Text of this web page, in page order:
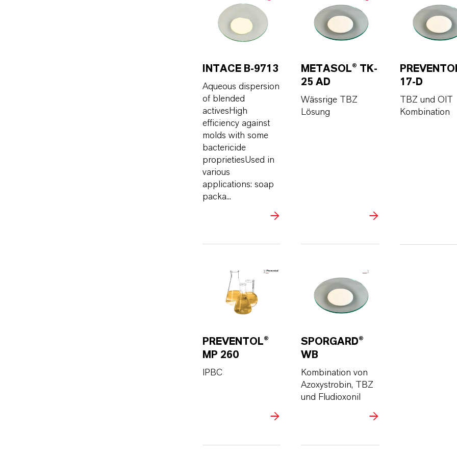
INTACE B-9713
Aqueous dispersion
of blended
activesHigh
efficiency against
molds with some
bactericide
proprietiesUsed in
various
applications: soap
packa...
METASOL® TK-
25 AD
Wässrige TBZ
Lösung
17-D
TBZ und OIT
Kombination
PREVENTOL®
MP 260
IPBC
SPORGARD®
WB
Kombination von
Azoxystrobin, TBZ
und Fludioxonil